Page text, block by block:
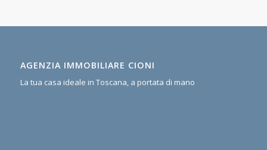
AGENZIA IMMOBILIARE CIONI
La tua casa ideale in Toscana, a portata di mano